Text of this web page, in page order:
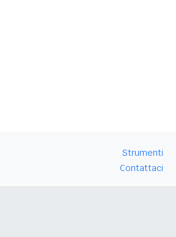
Strumenti
Contattaci